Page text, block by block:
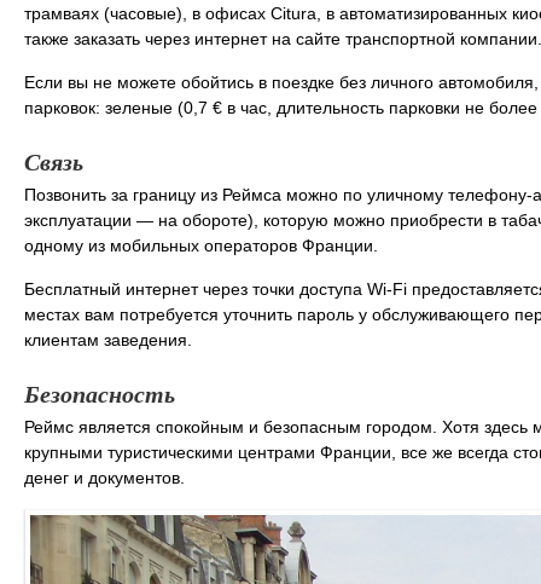
трамваях (часовые), в офисах Citura, в автоматизированных
также заказать через интернет на сайте транспортной компании.
Если вы не можете обойтись в поездке без личного
парковок: зеленые (0,7 € в час, длительность парковки не
Связь
Позвонить за границу из Реймса можно по уличному телефону-
эксплуатации — на обороте), которую можно приобрести в
одному из мобильных операторов Франции.
Бесплатный интернет через точки доступа Wi-Fi
местах вам потребуется уточнить пароль у обслуживающего
клиентам заведения.
Безопасность
Реймс является спокойным и безопасным городом. Хотя
крупными туристическими центрами Франции, все же всегда
денег и документов.